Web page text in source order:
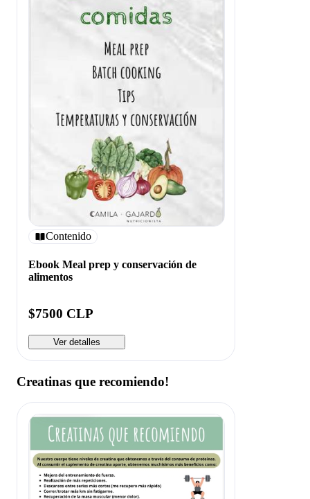
Contenido
Ebook Meal prep y conservación de
alimentos
$7500 CLP
Ver detalles
Creatinas que recomiendo!